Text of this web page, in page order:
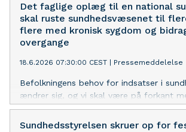
Det faglige oplæg til en national
skal ruste sundhedsvæsenet til
flere med kronisk sygdom og
overgange
18.6.2026 07:30:00 CEST Pressemeddelelse
Befolkningens behov for indsatser i
ændrer sig, og vi skal være på forkant
for at have et robust sundhedsvæsen,
matcher udviklingen i befolkningen og
Sundhedsstyrelsen skruer op for